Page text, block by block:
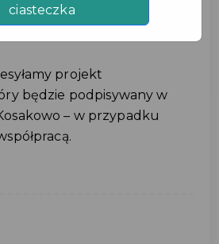
jako Partner i do
projekt
będzie podpisywany w
– w przypadku
ciasteczka